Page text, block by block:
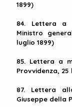
1899)
84. Lettera a
Ministro
luglio 1899)
85. Lettera a
Provvidenza, 25
87. Lettera
Giuseppe della